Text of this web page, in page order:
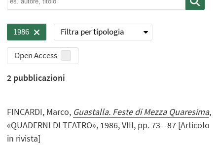
1986 Filtra per tipologia
Open Access
2 pubblicazioni
FINCARDI, Marco, Guastalla. Feste di Mezza Quaresima,
«QUADERNI DI TEATRO», 1986, VIII, pp. 73 - 87 [Articolo
in rivista]